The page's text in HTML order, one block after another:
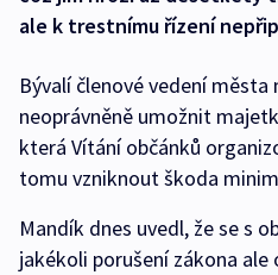
ale k trestnímu řízení
Bývalí členové vedení města
neoprávněně umožnit
která Vítání občánků
tomu vzniknout škoda
Mandík dnes uvedl, že se s
jakékoli porušení zákona